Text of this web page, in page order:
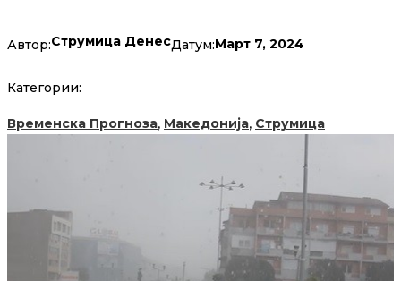
Автор:Струмица ДенесДатум:Март 7, 2024
Категории:
Временска Прогноза, Македонија, Струмица